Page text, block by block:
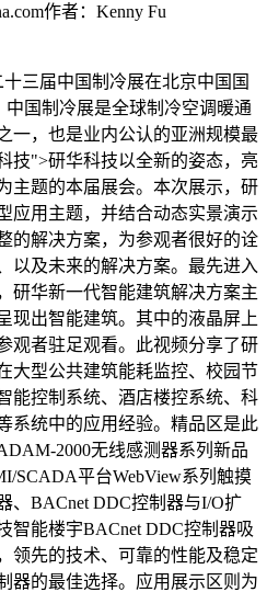
作者：Kenny Fu
三届中国制冷展在北京中国国
中国制冷展是全球制冷空调暖通
一，也是业内公认的亚洲规模最
技">研华科技以全新的姿态，亮
主题的本届展会。本次展示，研
应用主题，并结合动态实景演示
的解决方案，为参观者很好的诠
以及未来的解决方案。最先进入
研华新一代智能建筑解决方案主
现出智能建筑。其中的液晶屏上
观者驻足观看。此视频分享了研
大型公共建筑能耗监控、校园节
能控制系统、酒店楼控系统、科
系统中的应用经验。精品区是此
2000无线感测器系列新品
SCADA平台WebView系列触摸
、BACnet DDC控制器与I/O扩
智能楼宇BACnet DDC控制器吸
领先的技术、可靠的性能及稳定
器的最佳选择。应用展示区则为